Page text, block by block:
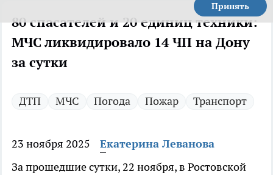
Принять
80 спасателей и 20 единиц техники:
МЧС ликвидировало 14 ЧП на Дону
за сутки
ДТП МЧС Погода Пожар Транспорт
23 ноября 2025
Екатерина Леванова
За прошедшие сутки, 22 ноября, в Ростовской